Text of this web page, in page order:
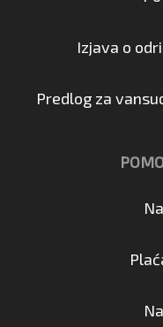
Izjava o
Predlog za